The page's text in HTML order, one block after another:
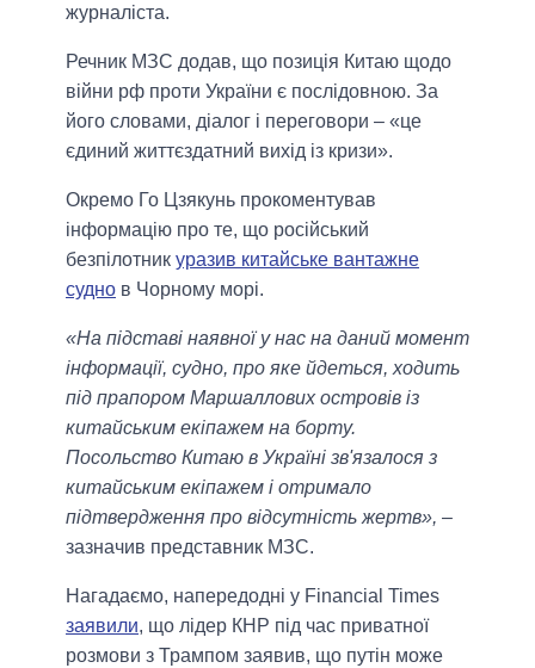
журналіста.
Речник МЗС додав, що позиція Китаю щодо
війни рф проти України є послідовною. За
його словами, діалог і переговори – «це
єдиний життєздатний вихід із кризи».
Окремо Го Цзякунь прокоментував
інформацію про те, що російський
безпілотник уразив китайське вантажне
судно в Чорному морі.
«На підставі наявної у нас на даний момент
інформації, судно, про яке йдеться, ходить
під прапором Маршаллових островів із
китайським екіпажем на борту.
Посольство Китаю в Україні зв'язалося з
китайським екіпажем і отримало
підтвердження про відсутність жертв», –
зазначив представник МЗС.
Нагадаємо, напередодні у Financial Times
заявили, що лідер КНР під час приватної
розмови з Трампом заявив, що путін може